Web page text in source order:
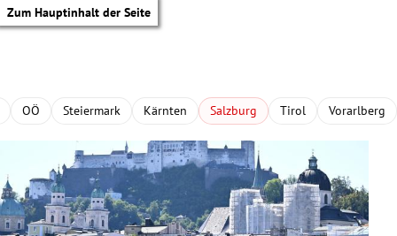
Zum Hauptinhalt der Seite
OÖ Steiermark Kärnten Salzburg Tirol Vorarlberg